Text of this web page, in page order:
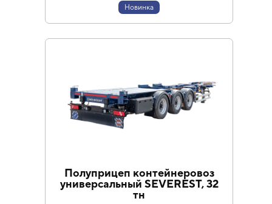
Новинка
Полуприцеп контейнеровоз
универсальный SEVEREST, 32
тн